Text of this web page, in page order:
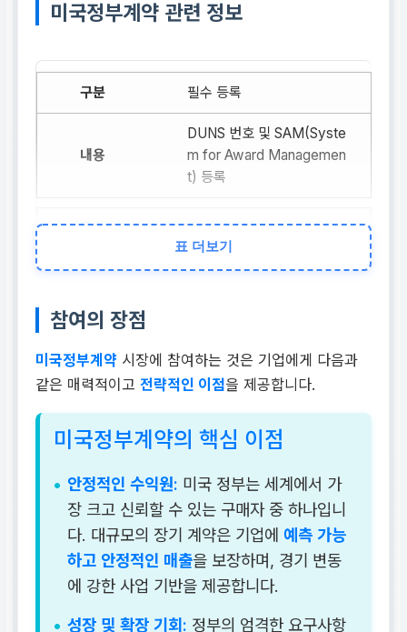
미국정부계약 관련 정보
필수 등록
DUNS 번호 및 SAM(Syste
m for Award Managemen
t) 등록
주요 정보원
SAM.gov (구 FedBizOpp
핵심 규정
Regulation), DFARS (Defe
nse FAR Supplement)
상담 신청
SBA 연방 계약 지원 예약
표 더보기
참여의 장점
미국정부계약 시장에 참여하는 것은 기업에게 다음과
같은 매력적이고전략적인 이점을 제공합니다.
미국정부계약의 핵심 이점
안정적인 수익원: 미국 정부는 세계에서 가
장 크고 신뢰할 수 있는 구매자 중 하나입니
다. 대규모의 장기 계약은 기업에예측 가능
하고 안정적인 매출을 보장하며, 경기 변동
에 강한 사업 기반을 제공합니다.
성장 및 확장 기회: 정부의 엄격한 요구사항